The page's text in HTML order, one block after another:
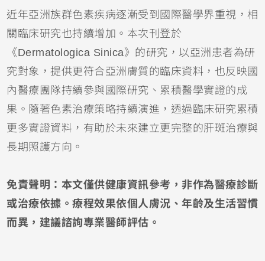
近年亞洲族群色素疾病逐漸受到國際醫學界重視，相
關臨床研究也持續增加。本次刊登於
《Dermatologica Sinica》的研究，以亞洲患者為研
究對象，提供更符合亞洲膚質的臨床資料，也反映國
內醫療團隊持續參與國際研究、累積醫學實證的成
果。隨著色素治療策略持續演進，透過臨床研究累積
更多實證資料，有助於未來建立更完整的肝斑治療與
長期照護方向。
免責聲明：本文僅供健康資訊參考，非作為醫療診斷
或治療依據。療程效果依個人膚況、年齡及生活習慣
而異，建議諮詢專業醫師評估。